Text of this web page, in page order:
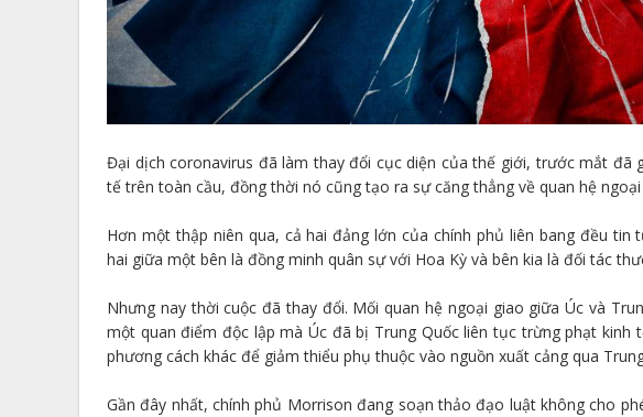
Đại dịch coronavirus đã làm thay đổi cục diện của thế giới, trước mắt đã
tế trên toàn cầu, đồng thời nó cũng tạo ra sự căng thẳng về quan hệ
Hơn một thập niên qua, cả hai đảng lớn của chính phủ liên bang đều
hai giữa một bên là đồng minh quân sự với Hoa Kỳ và bên kia là đối tác
Nhưng nay thời cuộc đã thay đổi. Mối quan hệ ngoại giao giữa Úc và
một quan điểm độc lập mà Úc đã bị Trung Quốc liên tục trừng phạt kinh
phương cách khác để giảm thiểu phụ thuộc vào nguồn xuất cảng qua
Gần đây nhất, chính phủ Morrison đang soạn thảo đạo luật không cho